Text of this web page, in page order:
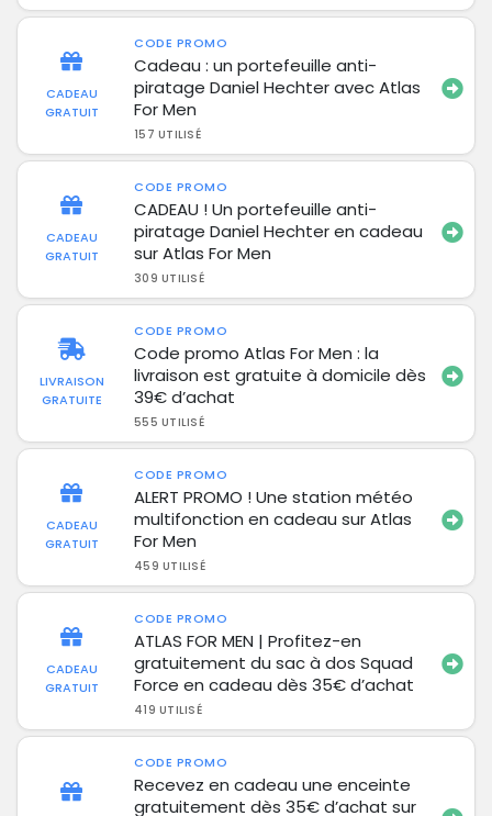
CADEAU
GRATUIT
CODE PROMO
Cadeau : un portefeuille anti-
piratage Daniel Hechter avec Atlas
For Men
157 UTILISÉ
CADEAU
GRATUIT
CODE PROMO
CADEAU ! Un portefeuille anti-
piratage Daniel Hechter en cadeau
sur Atlas For Men
309 UTILISÉ
LIVRAISON
GRATUITE
CODE PROMO
Code promo Atlas For Men : la
livraison est gratuite à domicile dès
39€ d’achat
555 UTILISÉ
CADEAU
GRATUIT
CODE PROMO
ALERT PROMO ! Une station météo
multifonction en cadeau sur Atlas
For Men
459 UTILISÉ
CADEAU
GRATUIT
CODE PROMO
ATLAS FOR MEN | Profitez-en
gratuitement du sac à dos Squad
Force en cadeau dès 35€ d’achat
419 UTILISÉ
CODE PROMO
Recevez en cadeau une enceinte
gratuitement dès 35€ d’achat sur